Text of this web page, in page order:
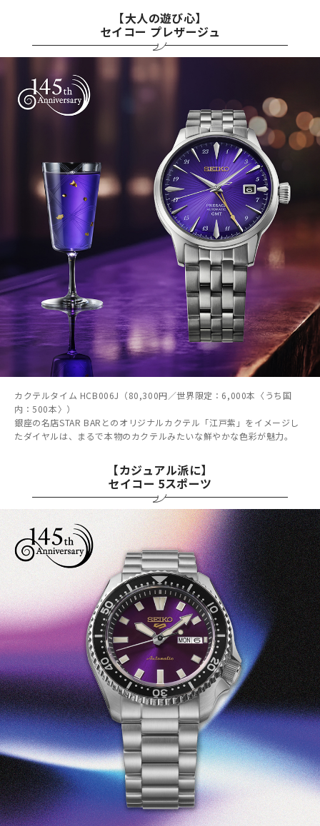
【大人の遊び心】
セイコー プレザージュ
カクテルタイム HCB006J（80,300円／世界限定：6,000本〈うち国
内：500本〉）
銀座の名店STAR BARとのオリジナルカクテル「江戸紫」をイメージし
たダイヤルは、まるで本物のカクテルみたいな鮮やかな色彩が魅力。
【カジュアル派に】
セイコー 5スポーツ